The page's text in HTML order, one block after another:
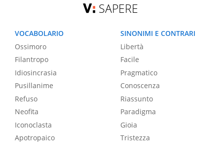
SAPERE
VOCABOLARIO
Ossimoro
Filantropo
Idiosincrasia
Pusillanime
Refuso
Neofita
Iconoclasta
Apotropaico
SINONIMI E CONTRARI
Libertà
Facile
Pragmatico
Conoscenza
Riassunto
Paradigma
Gioia
Tristezza